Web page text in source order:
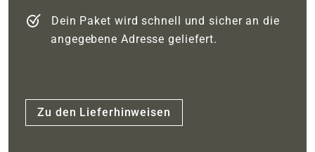
Dein Paket wird schnell und sicher an die
angegebene Adresse geliefert.
Zu den Lieferhinweisen